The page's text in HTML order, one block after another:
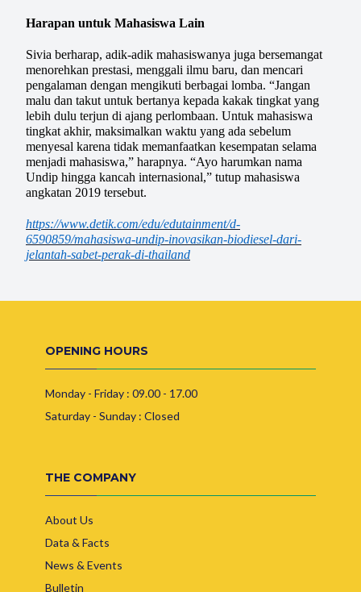
Harapan untuk Mahasiswa Lain
Sivia berharap, adik-adik mahasiswanya juga bersemangat
menorehkan prestasi, menggali ilmu baru, dan mencari
pengalaman dengan mengikuti berbagai lomba. “Jangan
malu dan takut untuk bertanya kepada kakak tingkat yang
lebih dulu terjun di ajang perlombaan. Untuk mahasiswa
tingkat akhir, maksimalkan waktu yang ada sebelum
menyesal karena tidak memanfaatkan kesempatan selama
menjadi mahasiswa,” harapnya. “Ayo harumkan nama
Undip hingga kancah internasional,” tutup mahasiswa
angkatan 2019 tersebut.
https://www.detik.com/edu/edutainment/d-
6590859/mahasiswa-undip-inovasikan-biodiesel-dari-
jelantah-sabet-perak-di-thailand
OPENING HOURS
Monday - Friday : 09.00 - 17.00
Saturday - Sunday : Closed
THE COMPANY
About Us
Data & Facts
News & Events
Bulletin